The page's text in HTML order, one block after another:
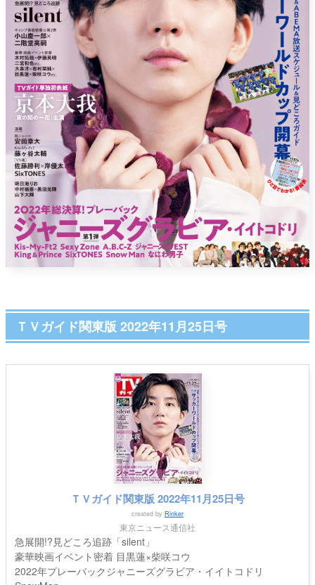
ＴＶガイド関東版 2022年11月25日号
ＴＶガイド関東版 2022年11月25日号
created by Rinker
東京ニュース通信社
急展開!?見どころ追跡「silent」
豪華映画イベント密着 目黒蓮×柴咲コウ
2022年プレーバックジャニーズグラビア・イイトコドリ